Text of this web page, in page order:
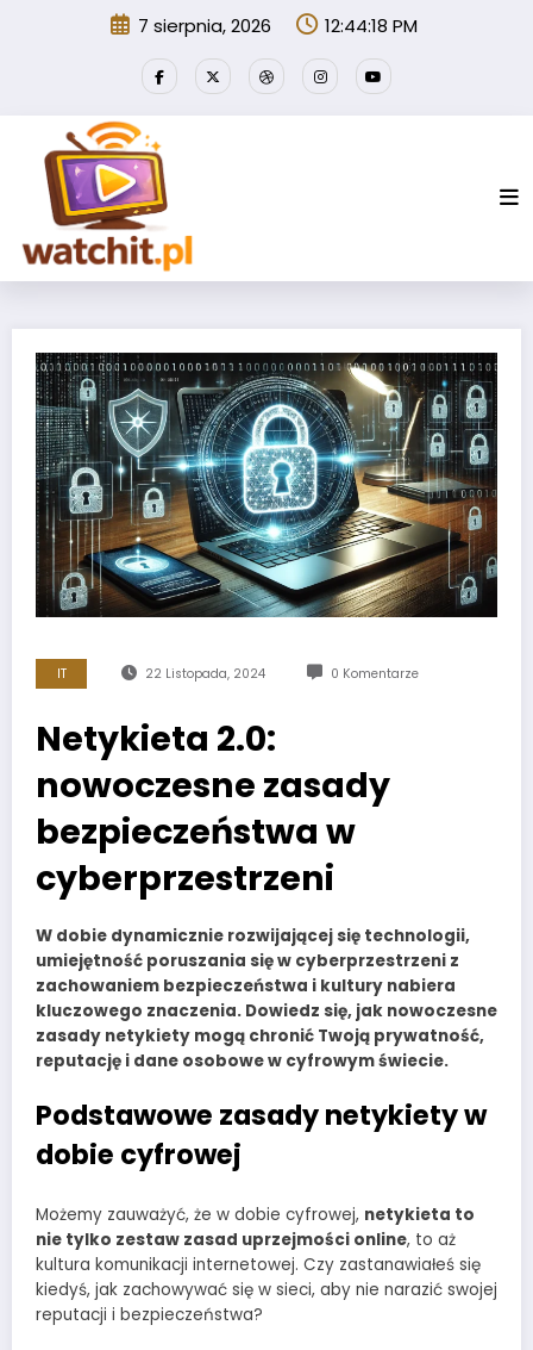
7 sierpnia, 2026 12:44:19 PM
IT 22 Listopada, 2024 0 Komentarze
Netykieta 2.0:
nowoczesne zasady
bezpieczeństwa w
cyberprzestrzeni
W dobie dynamicznie rozwijającej się technologii,
umiejętność poruszania się w cyberprzestrzeni z
zachowaniem bezpieczeństwa i kultury nabiera
kluczowego znaczenia. Dowiedz się, jak nowoczesne
zasady netykiety mogą chronić Twoją prywatność,
reputację i dane osobowe w cyfrowym świecie.
Podstawowe zasady netykiety w
dobie cyfrowej
Możemy zauważyć, że w dobie cyfrowej, netykieta to
nie tylko zestaw zasad uprzejmości online, to aż
kultura komunikacji internetowej. Czy zastanawiałeś się
kiedyś, jak zachowywać się w sieci, aby nie narazić swojej
reputacji i bezpieczeństwa?